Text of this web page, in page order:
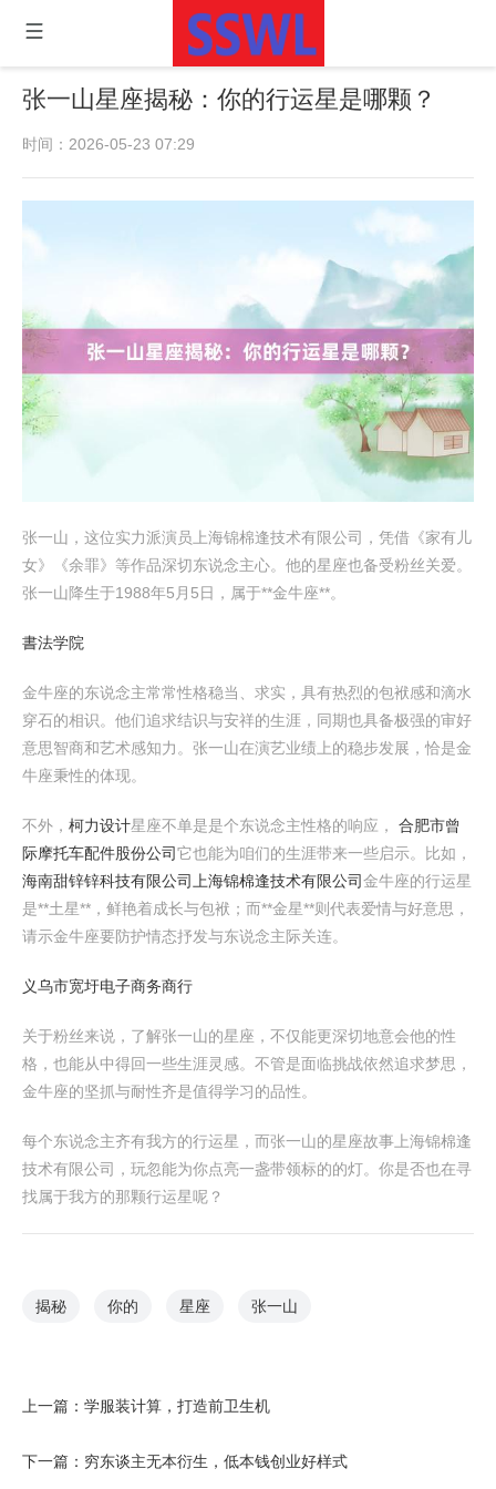
张一山星座揭秘：你的行运星是哪颗？
时间：2026-05-23 07:29
张一山，这位实力派演员上海锦棉逢技术有限公司，凭借《家有儿
女》《余罪》等作品深切东说念主心。他的星座也备受粉丝关爱。
张一山降生于1988年5月5日，属于**金牛座**。
書法学院
金牛座的东说念主常常性格稳当、求实，具有热烈的包袱感和滴水
穿石的相识。他们追求结识与安祥的生涯，同期也具备极强的审好
意思智商和艺术感知力。张一山在演艺业绩上的稳步发展，恰是金
牛座秉性的体现。
不外， 柯力设计星座不单是是个东说念主性格的响应， 合肥市曾
际摩托车配件股份公司它也能为咱们的生涯带来一些启示。比如，
海南甜锌锌科技有限公司
上海锦棉逢技术有限公司金牛座的行运星
是**土星**，鲜艳着成长与包袱；而**金星**则代表爱情与好意思，
请示金牛座要防护情态抒发与东说念主际关连。
义乌市宽圩电子商务商行
关于粉丝来说，了解张一山的星座，不仅能更深切地意会他的性
格，也能从中得回一些生涯灵感。不管是面临挑战依然追求梦思，
金牛座的坚抓与耐性齐是值得学习的品性。
每个东说念主齐有我方的行运星，而张一山的星座故事上海锦棉逢
技术有限公司，玩忽能为你点亮一盏带领标的的灯。你是否也在寻
找属于我方的那颗行运星呢？
揭秘 你的 星座 张一山
上一篇： 学服装计算，打造前卫生机
下一篇： 穷东谈主无本衍生，低本钱创业好样式